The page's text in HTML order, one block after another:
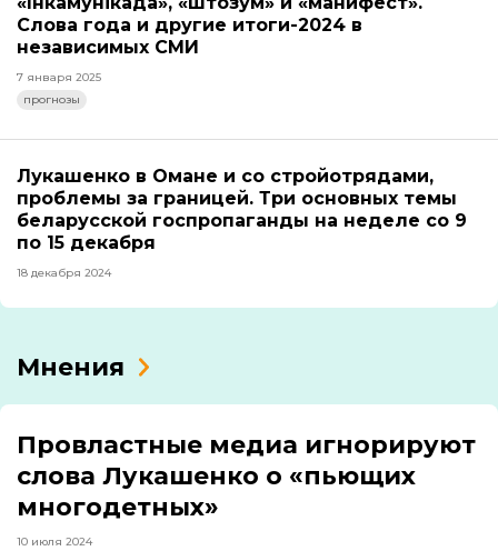
Слова года и другие итоги-2024 в
независимых СМИ
7 января 2025
прогнозы
Лукашенко в Омане и со стройотрядами,
проблемы за границей. Три основных темы
беларусской госпропаганды на неделе со 9
по 15 декабря
18 декабря 2024
Мнения
Провластные медиа игнорируют
слова Лукашенко о «пьющих
многодетных»
10 июля 2024